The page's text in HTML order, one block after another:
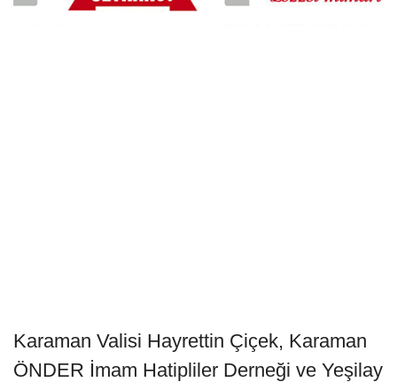
Karaman Valisi Hayrettin Çiçek, Karaman
ÖNDER İmam Hatipliler Derneği ve Yeşilay